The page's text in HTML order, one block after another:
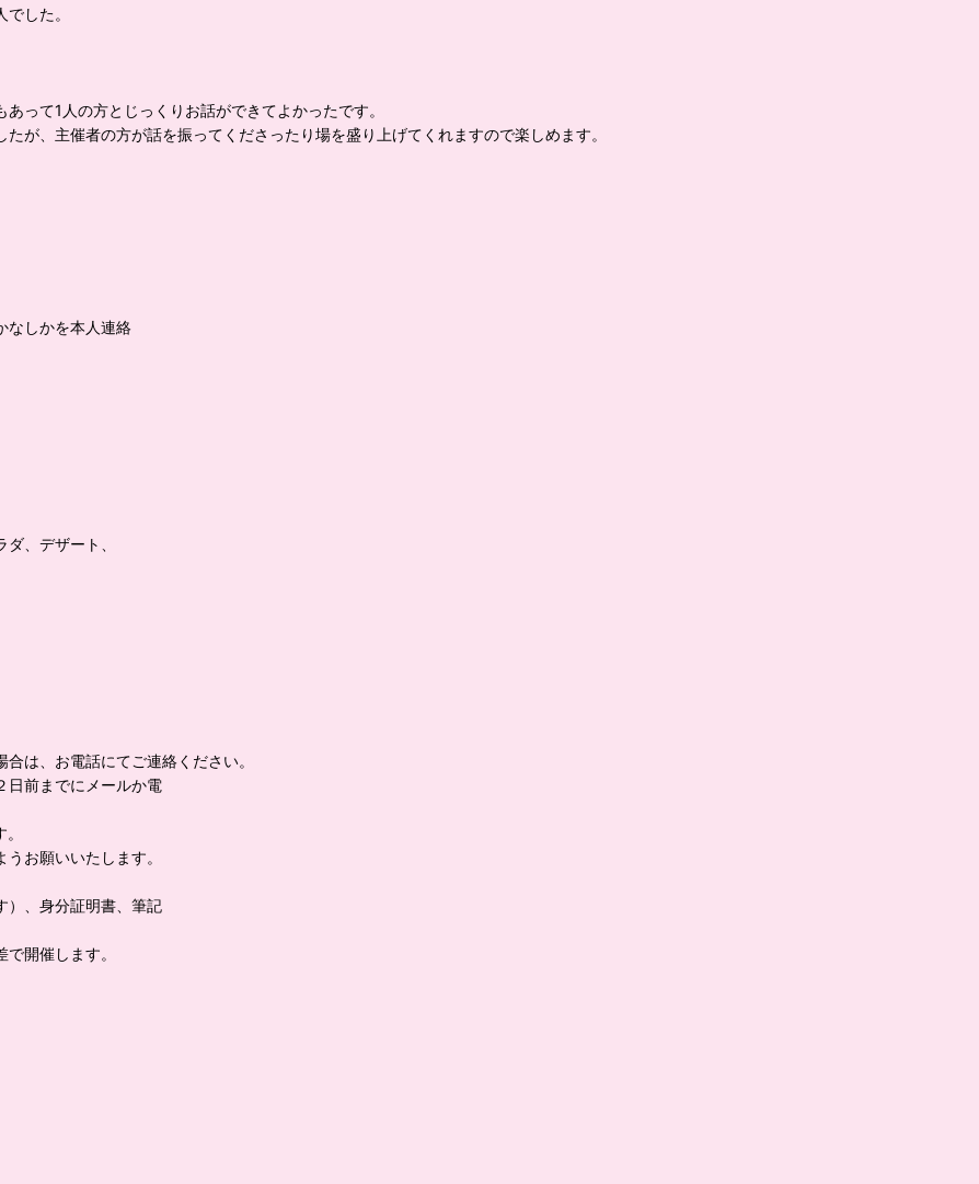
した。
って1人の方とじっくりお話ができてよかったです。
が、主催者の方が話を振ってくださったり場を盛り上げてくれますので楽しめます。
なしかを本人連絡
、デザート、
は、お電話にてご連絡ください。
日前までにメールか電
お願いいたします。
）、身分証明書、筆記
開催します。